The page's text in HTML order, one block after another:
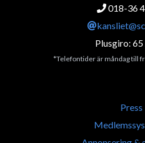
018-36
Plusgiro: 65
*Telefontider är måndag till
Press